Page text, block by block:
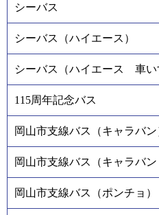
シーバス
シーバス（ハイエース）
シーバス（ハイエース 車い
115周年記念バス
岡山市支線バス（キャラバン
岡山市支線バス（キャラバ
岡山市支線バス（ポンチョ）